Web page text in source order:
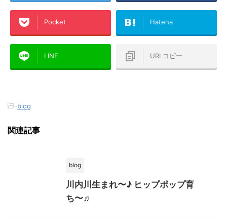
Pocket Hatena
LINE URLコピー
-blog
関連記事
blog
川内川生まれ〜♪ ヒップポップ育
ち〜♬